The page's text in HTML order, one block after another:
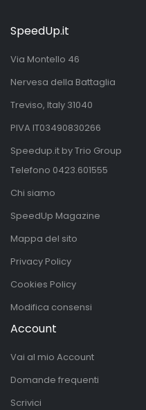
SpeedUp.it
Via Montello 46
Nervesa della Battaglia
Treviso, Italy 31040
PIVA IT03490830266
Speedup.it by Trio Group
Telefono 0423.601555
Chi siamo
SpeedUp Magazine
Mappa del sito
Privacy Policy
Cookies Policy
Modifica consensi
Account
Vai al mio Account
Domande frequenti
Scrivici